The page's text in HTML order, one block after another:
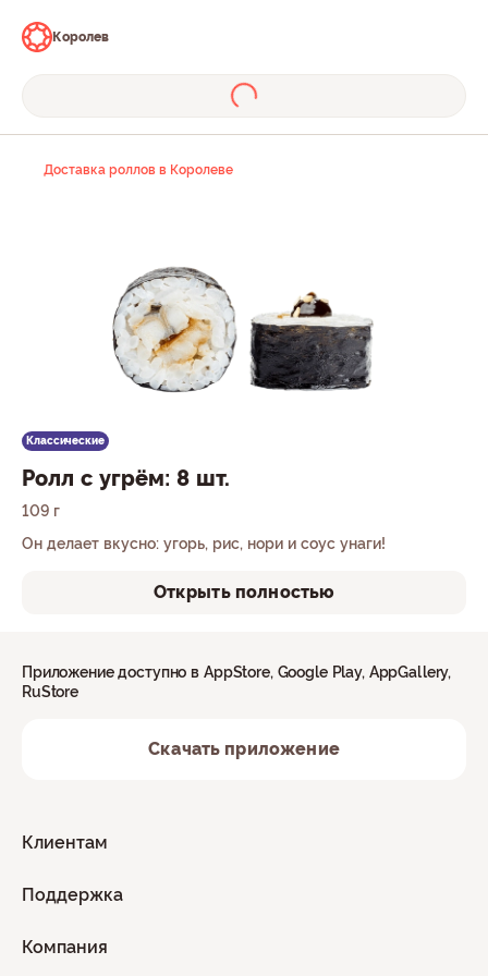
Королев
Доставка роллов в Королеве
Классические
Ролл с угрём: 8 шт.
109 г
Он делает вкусно: угорь, рис, нори и соус унаги!
Открыть полностью
Клиентам
Поддержка
Компания
Приложение доступно в AppStore, Google Play, AppGallery,
RuStore
Скачать приложение